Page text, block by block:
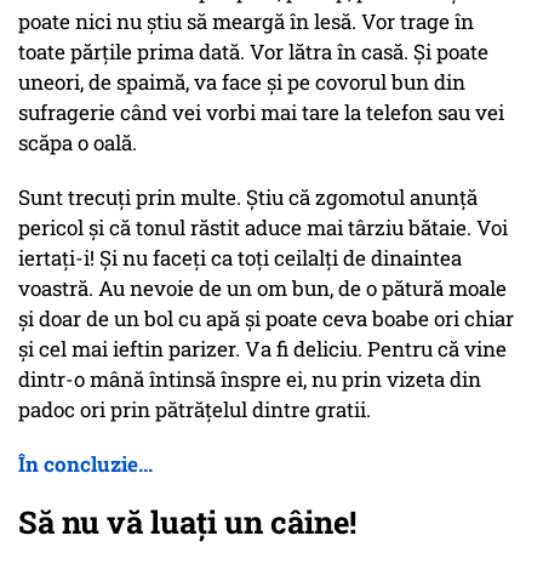
poate nici nu știu să meargă în lesă. Vor trage în
toate părțile prima dată. Vor lătra în casă. Și poate
uneori, de spaimă, va face și pe covorul bun din
sufragerie când vei vorbi mai tare la telefon sau vei
scăpa o oală.
Sunt trecuți prin multe. Știu că zgomotul anunță
pericol și că tonul răstit aduce mai târziu bătaie. Voi
iertați-i! Și nu faceți ca toți ceilalți de dinaintea
voastră. Au nevoie de un om bun, de o pătură moale
și doar de un bol cu apă și poate ceva boabe ori chiar
și cel mai ieftin parizer. Va fi deliciu. Pentru că vine
dintr-o mână întinsă înspre ei, nu prin vizeta din
padoc ori prin pătrățelul dintre gratii.
În concluzie...
Să nu vă luați un câine!